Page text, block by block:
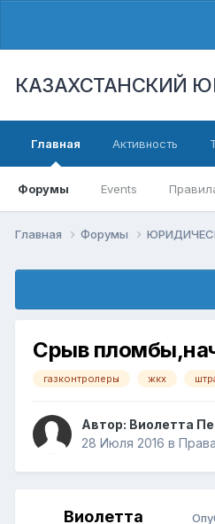
КАЗАХСТАНСКИЙ
Главная
Форумы Events
Активность
Главная Форумы
Срыв
газконтролеры жкх
Автор: Виолетта
28 Июля 2016 в
Виолетта